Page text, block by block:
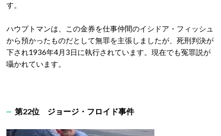
す。
ハウプトマンは、この金券を仕事仲間のイシドア・フィッシュ
から預かったものだとして無罪を主張しましたが、死刑判決が
下され1936年4月3日に執行されています。現在でも冤罪説が
囁かれています。
第22位 ジョージ・フロイド事件